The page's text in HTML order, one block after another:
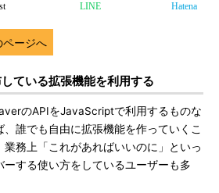
LINE Hatena
ページへ
ている拡張機能を利用する
のAPIをJavaScriptで利用するものな
誰でも自由に拡張機能を作っていくこ
業務上「これがあればいいのに」といっ
ーする使い方をしているユーザーも多